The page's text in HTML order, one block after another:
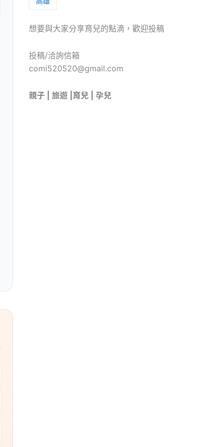
想要與大家分享育兒的點滴，歡迎投稿
投稿/洽詢信箱
comi520520@gmail.com
親子 | 旅遊 |育兒 | 孕兒